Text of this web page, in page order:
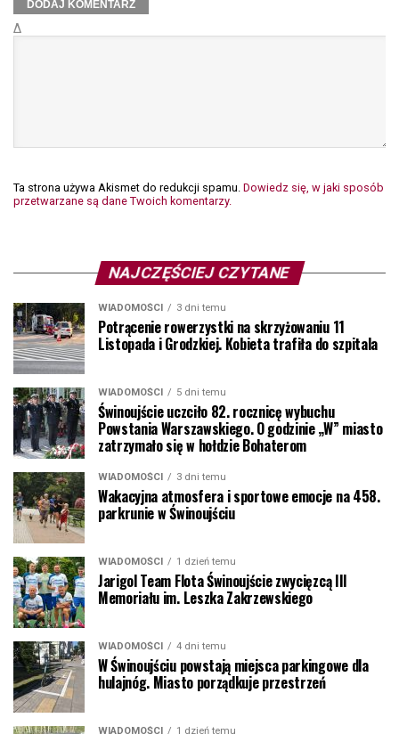
Δ
Ta strona używa Akismet do redukcji spamu. Dowiedz się, w jaki sposób
przetwarzane są dane Twoich komentarzy.
NAJCZĘŚCIEJ CZYTANE
WIADOMOŚCI 3 dni temu
Potrącenie rowerzystki na skrzyżowaniu 11
Listopada i Grodzkiej. Kobieta trafiła do szpitala
WIADOMOŚCI 5 dni temu
Świnoujście uczciło 82. rocznicę wybuchu
Powstania Warszawskiego. O godzinie „W” miasto
zatrzymało się w hołdzie Bohaterom
WIADOMOŚCI 3 dni temu
Wakacyjna atmosfera i sportowe emocje na 458.
parkrunie w Świnoujściu
WIADOMOŚCI 1 dzień temu
Jarigol Team Flota Świnoujście zwycięzcą III
Memoriału im. Leszka Zakrzewskiego
WIADOMOŚCI 4 dni temu
W Świnoujściu powstają miejsca parkingowe dla
hulajnóg. Miasto porządkuje przestrzeń
WIADOMOŚCI 1 dzień temu